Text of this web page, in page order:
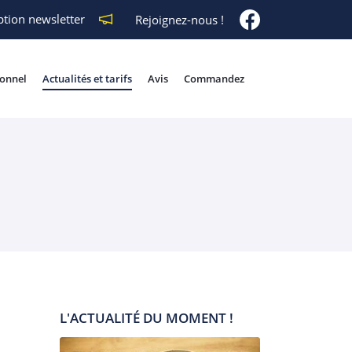
newsletter Rejoignez-nous !
Actualités et tarifs Avis Commandez
L'ACTUALITÉ DU MOMENT !